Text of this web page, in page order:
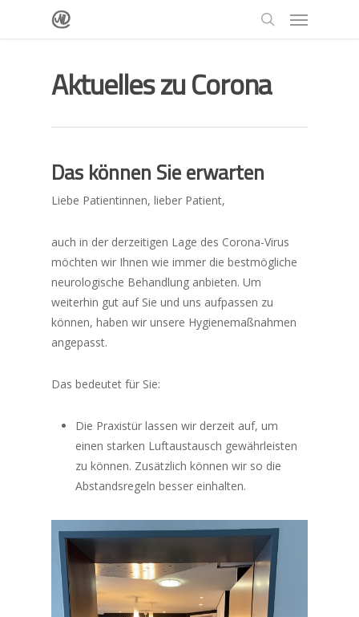
Aktuelles zu Corona
Das können Sie erwarten
Liebe Patientinnen, lieber Patient,
auch in der derzeitigen Lage des Corona-Virus
möchten wir Ihnen wie immer die bestmögliche
neurologische Behandlung anbieten. Um
weiterhin gut auf Sie und uns aufpassen zu
können, haben wir unsere Hygienemaßnahmen
angepasst.
Das bedeutet für Sie:
Die Praxistür lassen wir derzeit auf, um
einen starken Luftaustausch gewährleisten
zu können. Zusätzlich können wir so die
Abstandsregeln besser einhalten.